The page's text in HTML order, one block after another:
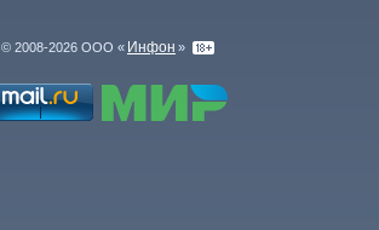
© 2008-2026 ООО « Инфон »